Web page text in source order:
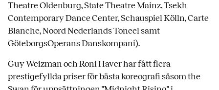
Theatre Oldenburg, State Theatre Mainz, Tsekh
Contemporary Dance Center, Schauspiel Kölln, Carte
Blanche, Noord Nederlands Toneel samt
GöteborgsOperans Danskompani).
Guy Weizman och Roni Haver har fått flera
prestigefyllda priser för bästa koreografi såsom the